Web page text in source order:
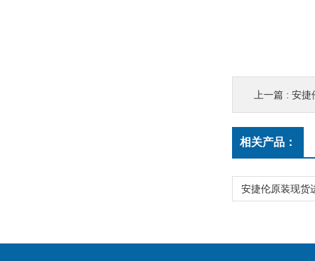
上一篇 : 安捷
相关产品：